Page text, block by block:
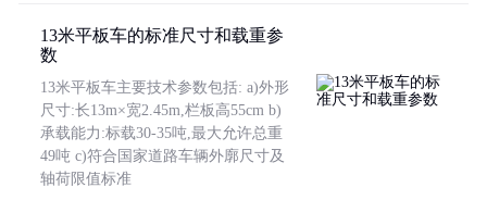
13米平板车的标准尺寸和载重参
数
13米平板车主要技术参数包括: a)外形
尺寸:长13m×宽2.45m,栏板高55cm b)
承载能力:标载30-35吨,最大允许总重
49吨 c)符合国家道路车辆外廓尺寸及
轴荷限值标准